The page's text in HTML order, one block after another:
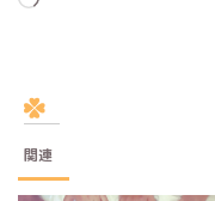
中…
関連